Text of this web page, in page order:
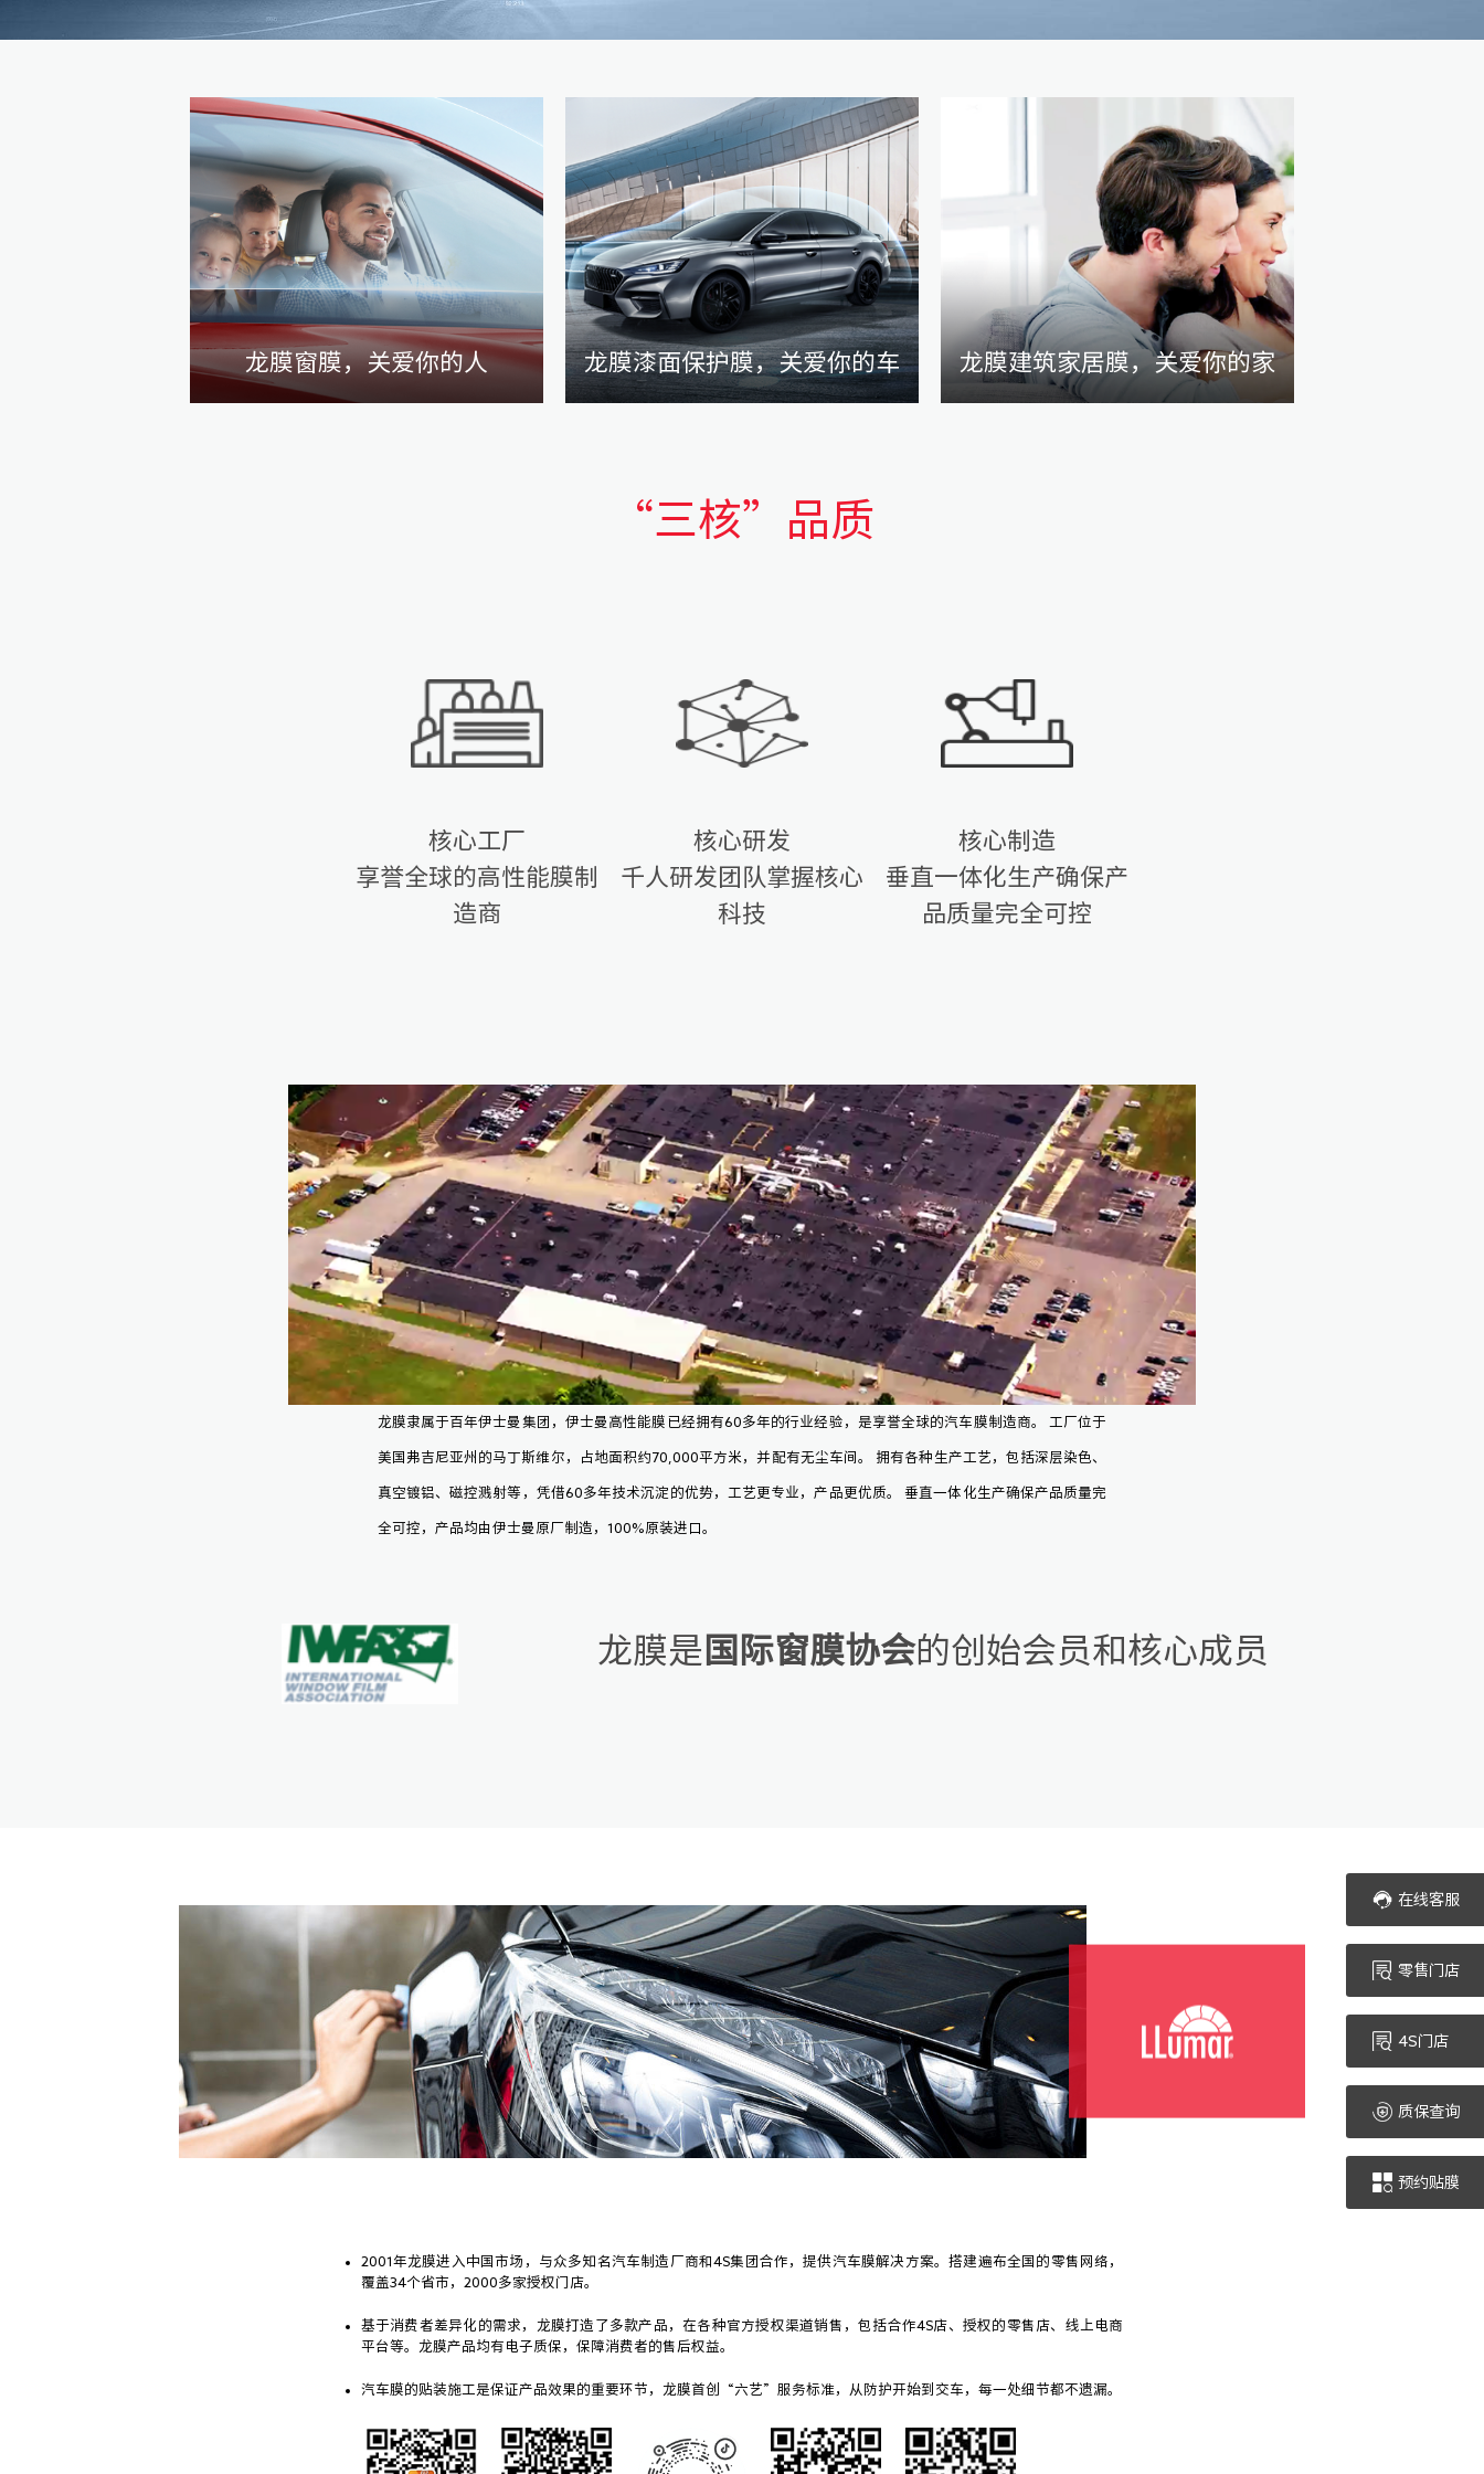
龙膜窗膜，关爱你的人 龙膜漆面保护膜，关爱你的车 龙膜建筑家居膜，关爱你的家
“三核”品质
核心工厂
享誉全球的高性能膜制
造商
核心研发
千人研发团队掌握核心
科技
核心制造
垂直一体化生产确保产
品质量完全可控
龙膜隶属于百年伊士曼集团，伊士曼高性能膜已经拥有60多年的行业经验，是享誉全球的汽车膜制造商。 工厂位于
美国弗吉尼亚州的马丁斯维尔，占地面积约70,000平方米，并配有无尘车间。 拥有各种生产工艺，包括深层染色、
真空镀铝、磁控溅射等，凭借60多年技术沉淀的优势，工艺更专业，产品更优质。 垂直一体化生产确保产品质量完
全可控，产品均由伊士曼原厂制造，100%原装进口。
龙膜是 国际窗膜协会的创始会员和核心成员
2001年龙膜进入中国市场，与众多知名汽车制造厂商和4S集团合作，提供汽车膜解决方案。搭建遍布全国的零售网络，
覆盖34个省市，2000多家授权门店。
基于消费者差异化的需求，龙膜打造了多款产品，在各种官方授权渠道销售，包括合作4S店、授权的零售店、线上电商
平台等。龙膜产品均有电子质保，保障消费者的售后权益。
汽车膜的贴装施工是保证产品效果的重要环节，龙膜首创“六艺”服务标准，从防护开始到交车，每一处细节都不遗漏。